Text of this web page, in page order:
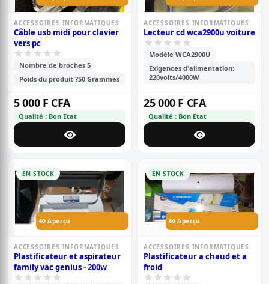
ACCESSOIRES INFORMATIQUES
Câble usb midi pour clavier
vers pc
Nombre de broches 5
Poids du produit ?50 Grammes
5 000 F CFA
Qualité : Bon Etat
ACCESSOIRES INFORMATIQUES
Lecteur cd wca2900u voiture
Modèle WCA2900U
Exigences d'alimentation:
220volts/4000W
25 000 F CFA
Qualité : Bon Etat
EN STOCK
Aperçu
ACCESSOIRES INFORMATIQUES
Plastificateur et aspirateur
family vac genius - 200w
EN STOCK
Aperçu
ACCESSOIRES INFORMATIQUES
Plastificateur a chaud et a
froid